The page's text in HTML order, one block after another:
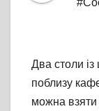
Два столи
поблизу
можна взяти